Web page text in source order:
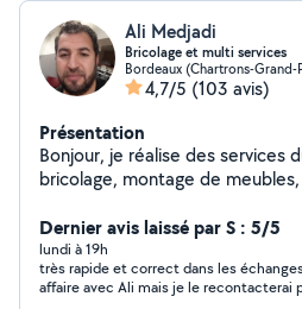
Ali Medjadi
Bricolage et multi services
Bordeaux (Chartrons-Grand-
4,7/5 (103 avis)
Présentation
Bonjour, je réalise des services
bricolage, montage de
cordialement
Dernier avis laissé par S : 5/5
lundi à 19h
très rapide et correct dans les
affaire avec Ali mais je le recontacterai